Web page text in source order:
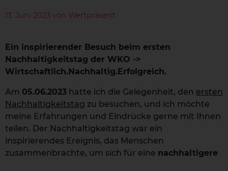
13. Juni 2023 von Wertpräsent
Ein inspirierender Besuch beim ersten
Nachhaltigkeitstag der WKO ->
Wirtschaftlich.Nachhaltig.Erfolgreich.
Am 05.06.2023 hatte ich die Gelegenheit, den ersten
Nachhaltigkeitstag zu besuchen, und ich möchte
meine Erfahrungen und Eindrücke gerne mit Ihnen
teilen. Der Nachhaltigkeitstag war ein
inspirierendes Ereignis, das Menschen
zusammenbrachte, um sich für eine nachhaltigere